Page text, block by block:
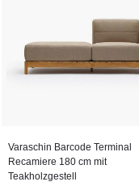
Varaschin Barcode Terminal
Recamiere 180 cm mit
Teakholzgestell